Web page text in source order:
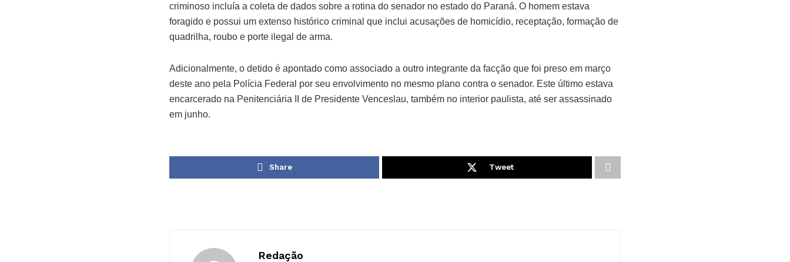
criminoso incluía a coleta de dados sobre a rotina do senador no estado do Paraná. O homem estava
foragido e possui um extenso histórico criminal que inclui acusações de homicídio, receptação, formação de
quadrilha, roubo e porte ilegal de arma.
Adicionalmente, o detido é apontado como associado a outro integrante da facção que foi preso em março
deste ano pela Polícia Federal por seu envolvimento no mesmo plano contra o senador. Este último estava
encarcerado na Penitenciária II de Presidente Venceslau, também no interior paulista, até ser assassinado
em junho.
Share Tweet
Redação